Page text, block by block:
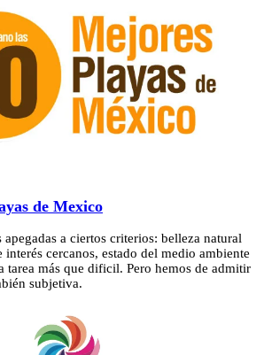
de Mexico
a ciertos criterios: belleza natural
cercanos, estado del medio ambiente
tarea más que dificil. Pero hemos de admitir
subjetiva.